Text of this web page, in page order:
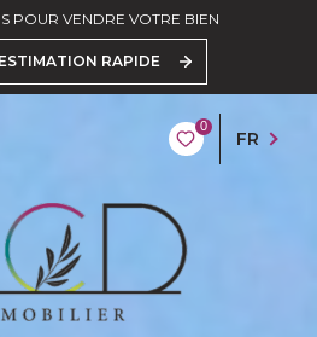
POUR VENDRE VOTRE BIEN
RAPIDE
0
FR